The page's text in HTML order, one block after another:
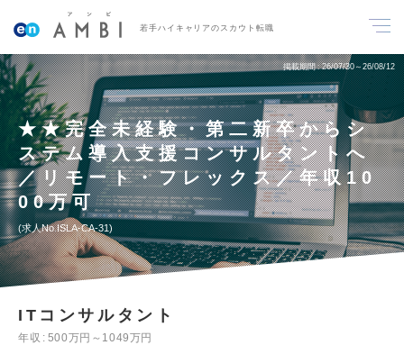
若手ハイキャリアのスカウト転職
掲載期間 26/07/30～26/08/12
★★完全未経験・第二新卒からシ
ステム導入支援コンサルタントへ
／リモート・フレックス／年収10
00万可
求人No.ISLA-CA-31
ITコンサルタント
年収
500万円～1049万円